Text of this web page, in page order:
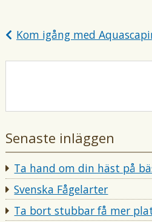
b
g
Kom igång med
Senaste inläggen
Ta hand om din häst på
Svenska Fågelarter
Ta bort stubbar få mer